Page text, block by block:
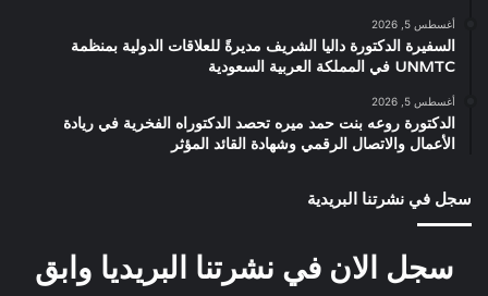
أغسطس 5, 2026
السفيرة الدكتورة داليا الشريف مديرةً للعلاقات الدولية بمنظمة
UNMTC في المملكة العربية السعودية
أغسطس 5, 2026
الدكتورة روعه بنت حمد ميره تحصد الدكتوراه الفخرية في ريادة
الأعمال والاتصال الرقمي وشهادة القائد المؤثر
سجل في نشرتنا البريدية
سجل الان في نشرتنا البريديا وابق